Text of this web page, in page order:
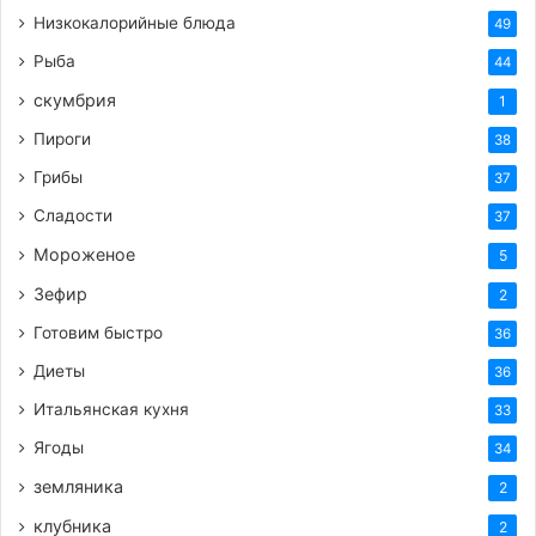
Теги
капуста
Низкокалорийные блюда 49
Рыба 44
скумбрия 1
Пироги 38
Грибы 37
Сладости 37
Мороженое 5
Зефир 2
Готовим быстро 36
Диеты 36
Итальянская кухня 33
Ягоды 34
земляника 2
клубника 2